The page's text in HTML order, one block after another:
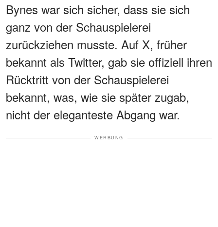
Bynes war sich sicher, dass sie sich
ganz von der Schauspielerei
zurückziehen musste. Auf X, früher
bekannt als Twitter, gab sie offiziell ihren
Rücktritt von der Schauspielerei
bekannt, was, wie sie später zugab,
nicht der eleganteste Abgang war.
WERBUNG